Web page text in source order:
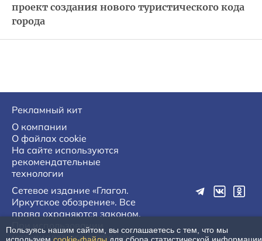
проект создания нового туристического кода
города
Рекламный кит
О компании
О файлах cookie
На сайте используются
рекомендательные
технологии
Сетевое издание «Глагол.
Иркутское обозрение». Все
права охраняются законом.
При использовании
материалов агентства на
Пользуясь нашим сайтом, вы соглашаетесь с тем, что мы